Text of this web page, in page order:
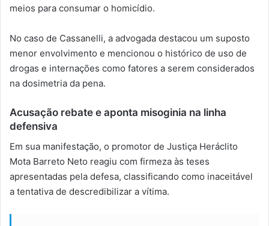
meios para consumar o homicídio.
No caso de Cassanelli, a advogada destacou um suposto
menor envolvimento e mencionou o histórico de uso de
drogas e internações como fatores a serem considerados
na dosimetria da pena.
Acusação rebate e aponta misoginia na linha
defensiva
Em sua manifestação, o promotor de Justiça Heráclito
Mota Barreto Neto reagiu com firmeza às teses
apresentadas pela defesa, classificando como inaceitável
a tentativa de descredibilizar a vítima.